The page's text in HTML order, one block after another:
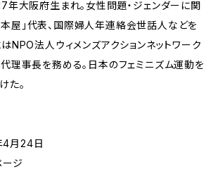
年大阪府生まれ。女性問題・ジェンダーに関
本屋」代表、国際婦人年連絡会世話人などを
NPO法人ウィメンズアクションネットワーク
代理事長を務める。日本のフェミニズム運動を
た。
年4月24日
: 252ページ